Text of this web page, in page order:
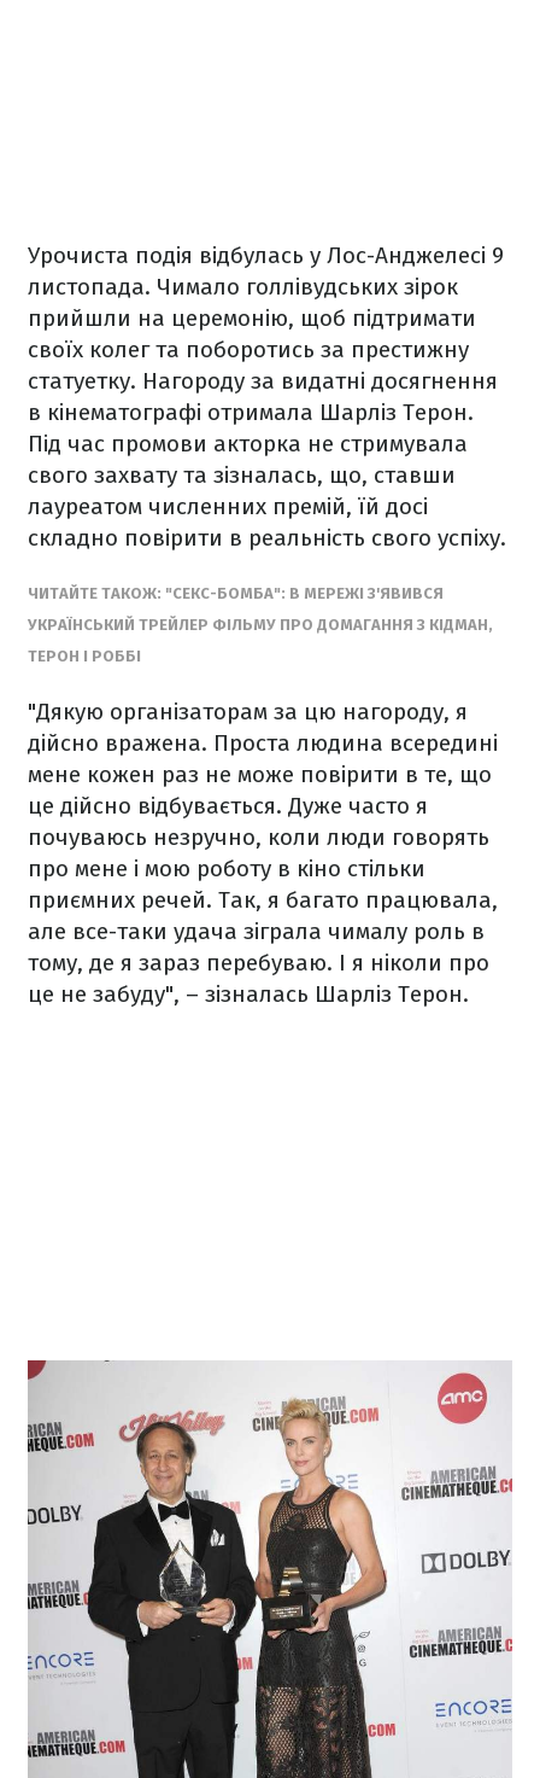
Урочиста подія відбулась у Лос-Анджелесі 9
листопада. Чимало голлівудських зірок
прийшли на церемонію, щоб підтримати
своїх колег та поборотись за престижну
статуетку. Нагороду за видатні досягнення
в кінематографі отримала Шарліз Терон.
Під час промови акторка не стримувала
свого захвату та зізналась, що, ставши
лауреатом численних премій, їй досі
складно повірити в реальність свого успіху.
ЧИТАЙТЕ ТАКОЖ: "СЕКС-БОМБА": В МЕРЕЖІ З'ЯВИВСЯ
УКРАЇНСЬКИЙ ТРЕЙЛЕР ФІЛЬМУ ПРО ДОМАГАННЯ З КІДМАН,
ТЕРОН І РОББІ
"Дякую організаторам за цю нагороду, я
дійсно вражена. Проста людина всередині
мене кожен раз не може повірити в те, що
це дійсно відбувається. Дуже часто я
почуваюсь незручно, коли люди говорять
про мене і мою роботу в кіно стільки
приємних речей. Так, я багато працювала,
але все-таки удача зіграла чималу роль в
тому, де я зараз перебуваю. І я ніколи про
це не забуду", – зізналась Шарліз Терон.